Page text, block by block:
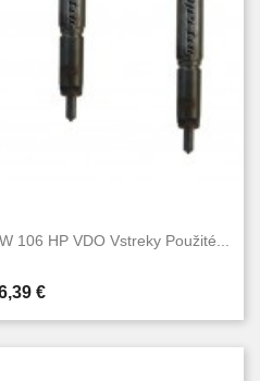
106 HP VDO Vstreky Použité...
€